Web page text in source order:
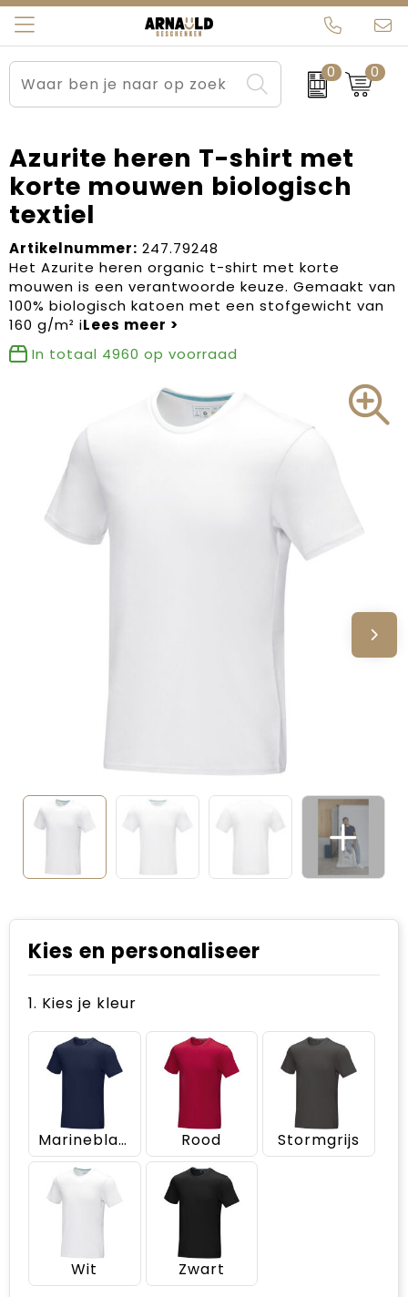
0 0
Relatiegeschenken
Sportkleding
Werkkleding
Tassen
Beurs en Evenementen
Brievenbuspakketten
Carnaval
Kerstartikelen
Kerstpakketten
Kraamcadeaus
Sinterklaas
Verjaardagen
Voetbal, EK en WK
Arnauld Kerstpakketten
MijnEigenKadootje
Ons team
Contact
Blogs
Azurite heren T-shirt met
korte mouwen biologisch
textiel
Artikelnummer: 247.79248
Het Azurite heren organic t-shirt met korte
mouwen is een verantwoorde keuze. Gemaakt van
100% biologisch katoen met een stofgewicht van
160 g/m² i
In totaal 4960 op voorraad
Kies en personaliseer
1. Kies je kleur
Marineblauw Rood Stormgrijs
Wit Zwart